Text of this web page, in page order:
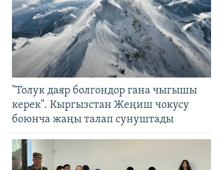
"Толук даяр болгондор гана чыгышы
керек". Кыргызстан Жеңиш чокусу
боюнча жаңы талап сунуштады